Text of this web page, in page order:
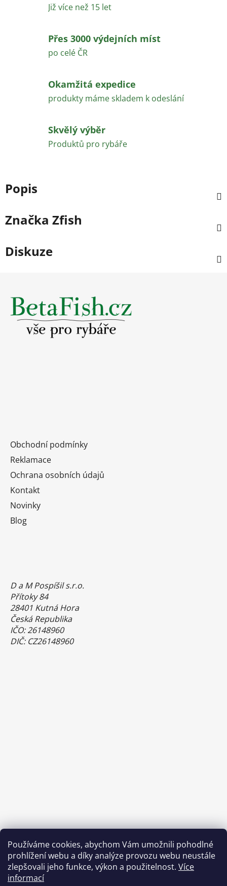
Používáme cookies, abychom Vám umožnili pohodlné
prohlížení webu a díky analýze provozu webu neustále
zlepšovali jeho funkce, výkon a použitelnost. Více
informací
Již více než 15 let
Přes 3000 výdejních míst
po celé ČR
Okamžitá expedice
produkty máme skladem k odeslání
Skvělý výběr
Produktů pro rybáře
Popis
Značka Zfish
Diskuze
Obchodní podmínky
Reklamace
Ochrana osobních údajů
Kontakt
Novinky
Blog
D a M Pospíšil s.r.o.
Přítoky 84
28401 Kutná Hora
Česká Republika
IČO: 26148960
DIČ: CZ26148960